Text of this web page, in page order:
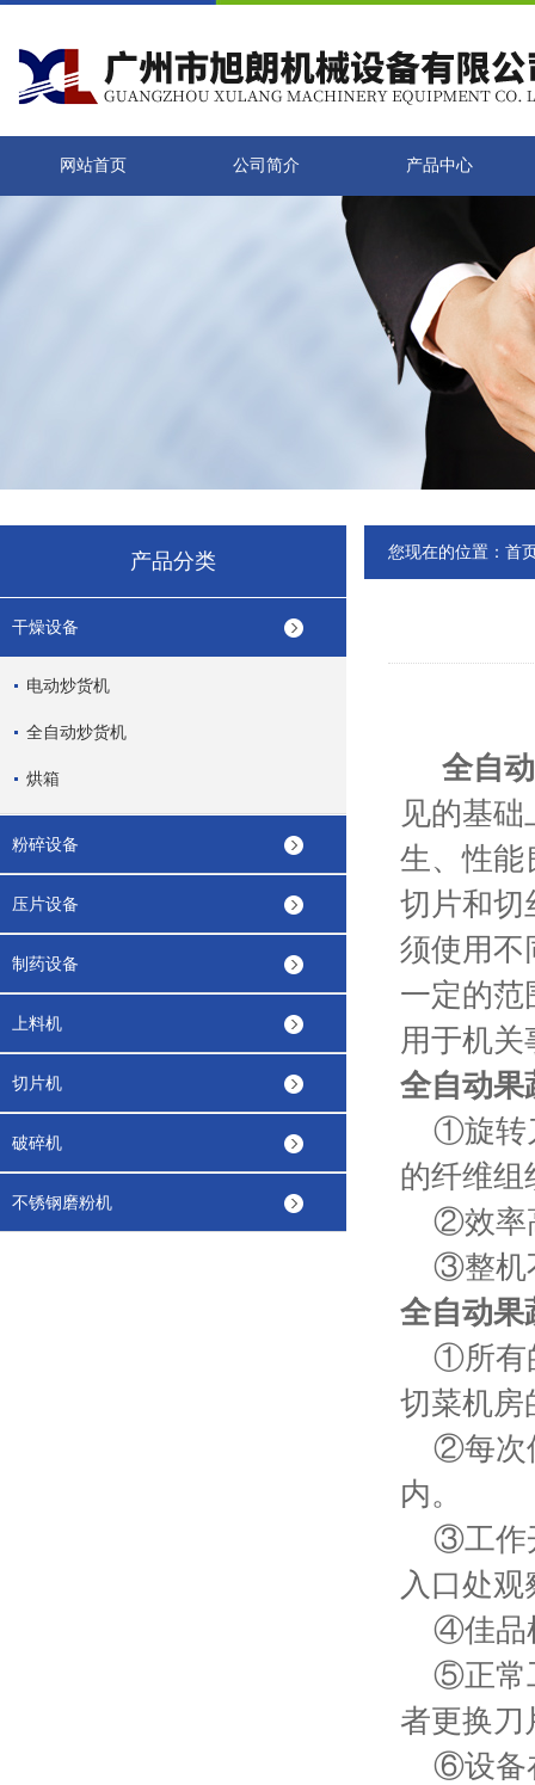
网站首页 公司简介 产品中心
产品分类
干燥设备
电动炒货机
全自动炒货机
烘箱
粉碎设备
压片设备
制药设备
上料机
切片机
破碎机
不锈钢磨粉机
您现在的位置： 首
全自
见的基
生、性能
切片和切
须使用不
一定的范
用于机
全自动果
①旋转
的纤维
②效率
③整机
全自动果
①所有
切菜机
②每次
内。
③工作
入口处
④佳品
⑤正常
者更换
⑥设备